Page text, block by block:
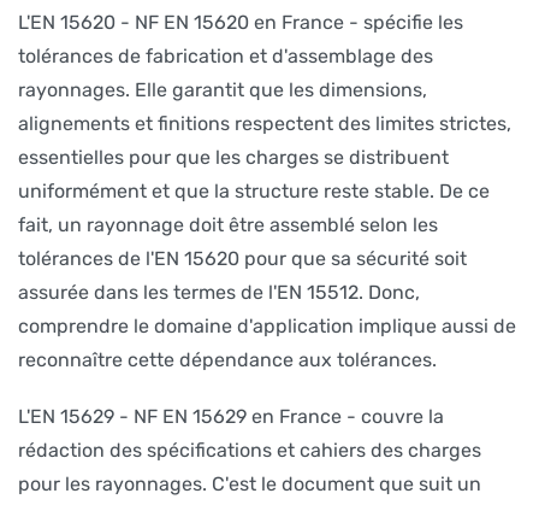
L'EN 15620 - NF EN 15620 en France - spécifie les
tolérances de fabrication et d'assemblage des
rayonnages. Elle garantit que les dimensions,
alignements et finitions respectent des limites strictes,
essentielles pour que les charges se distribuent
uniformément et que la structure reste stable. De ce
fait, un rayonnage doit être assemblé selon les
tolérances de l'EN 15620 pour que sa sécurité soit
assurée dans les termes de l'EN 15512. Donc,
comprendre le domaine d'application implique aussi de
reconnaître cette dépendance aux tolérances.
L'EN 15629 - NF EN 15629 en France - couvre la
rédaction des spécifications et cahiers des charges
pour les rayonnages. C'est le document que suit un